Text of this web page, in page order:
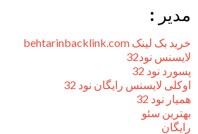
مدیر :
خرید بک لینک behtarinbacklink.com
لایسنس نود32
پسورد نود 32
اوکلی لایسنس رایگان نود 32
همیار نود 32
بهترین سئو
رایگان